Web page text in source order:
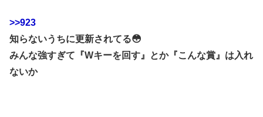
>>923
知らないうちに更新されてる😳
みんな強すぎて『Wキーを回す』とか『こんな賞』は入れ
ないか